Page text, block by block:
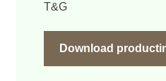
T&G
Download